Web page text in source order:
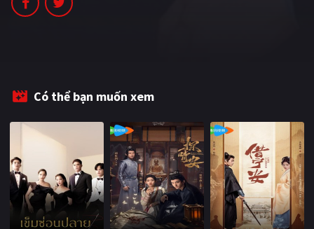
Có thể bạn muốn xem